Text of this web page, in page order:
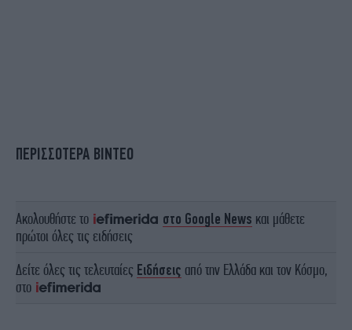
ΠΕΡΙΣΣΟΤΕΡΑ ΒΙΝΤΕΟ
Ακολουθήστε το στο Google News και μάθετε
πρώτοι όλες τις ειδήσεις
Δείτε όλες τις τελευταίες Ειδήσεις από την Ελλάδα και τον Κόσμο,
στο